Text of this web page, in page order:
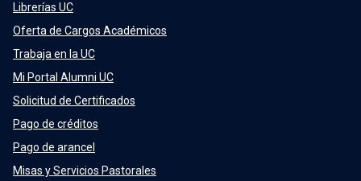
Librerías UC
Oferta de Cargos Académicos
Trabaja en la UC
Mi Portal Alumni UC
Solicitud de Certificados
Pago de créditos
Pago de arancel
Misas y Servicios Pastorales